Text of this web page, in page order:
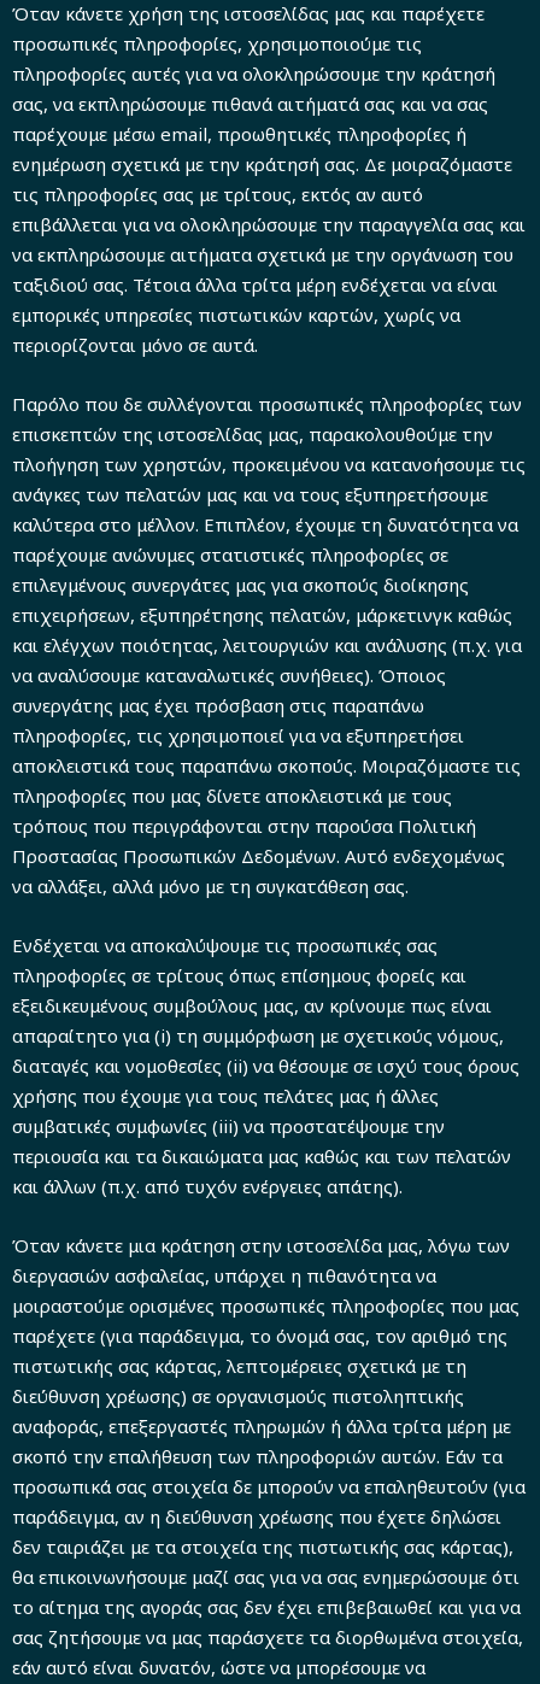
Όταν κάνετε χρήση της ιστοσελίδας μας και παρέχετε
προσωπικές πληροφορίες, χρησιμοποιούμε τις
πληροφορίες αυτές για να ολοκληρώσουμε την κράτησή
σας, να εκπληρώσουμε πιθανά αιτήματά σας και να σας
παρέχουμε μέσω email, προωθητικές πληροφορίες ή
ενημέρωση σχετικά με την κράτησή σας. Δε μοιραζόμαστε
τις πληροφορίες σας με τρίτους, εκτός αν αυτό
επιβάλλεται για να ολοκληρώσουμε την παραγγελία σας και
να εκπληρώσουμε αιτήματα σχετικά με την οργάνωση του
ταξιδιού σας. Τέτοια άλλα τρίτα μέρη ενδέχεται να είναι
εμπορικές υπηρεσίες πιστωτικών καρτών, χωρίς να
περιορίζονται μόνο σε αυτά.
Παρόλο που δε συλλέγονται προσωπικές πληροφορίες των
επισκεπτών της ιστοσελίδας μας, παρακολουθούμε την
πλοήγηση των χρηστών, προκειμένου να κατανοήσουμε τις
ανάγκες των πελατών μας και να τους εξυπηρετήσουμε
καλύτερα στο μέλλον. Επιπλέον, έχουμε τη δυνατότητα να
παρέχουμε ανώνυμες στατιστικές πληροφορίες σε
επιλεγμένους συνεργάτες μας για σκοπούς διοίκησης
επιχειρήσεων, εξυπηρέτησης πελατών, μάρκετινγκ καθώς
και ελέγχων ποιότητας, λειτουργιών και ανάλυσης (π.χ. για
να αναλύσουμε καταναλωτικές συνήθειες). Όποιος
συνεργάτης μας έχει πρόσβαση στις παραπάνω
πληροφορίες, τις χρησιμοποιεί για να εξυπηρετήσει
αποκλειστικά τους παραπάνω σκοπούς. Μοιραζόμαστε τις
πληροφορίες που μας δίνετε αποκλειστικά με τους
τρόπους που περιγράφονται στην παρούσα Πολιτική
Προστασίας Προσωπικών Δεδομένων. Αυτό ενδεχομένως
να αλλάξει, αλλά μόνο με τη συγκατάθεση σας.
Ενδέχεται να αποκαλύψουμε τις προσωπικές σας
πληροφορίες σε τρίτους όπως επίσημους φορείς και
εξειδικευμένους συμβούλους μας, αν κρίνουμε πως είναι
απαραίτητο για (i) τη συμμόρφωση με σχετικούς νόμους,
διαταγές και νομοθεσίες (ii) να θέσουμε σε ισχύ τους όρους
χρήσης που έχουμε για τους πελάτες μας ή άλλες
συμβατικές συμφωνίες (iii) να προστατέψουμε την
περιουσία και τα δικαιώματα μας καθώς και των πελατών
και άλλων (π.χ. από τυχόν ενέργειες απάτης).
Όταν κάνετε μια κράτηση στην ιστοσελίδα μας, λόγω των
διεργασιών ασφαλείας, υπάρχει η πιθανότητα να
μοιραστούμε ορισμένες προσωπικές πληροφορίες που μας
παρέχετε (για παράδειγμα, το όνομά σας, τον αριθμό της
πιστωτικής σας κάρτας, λεπτομέρειες σχετικά με τη
διεύθυνση χρέωσης) σε οργανισμούς πιστοληπτικής
αναφοράς, επεξεργαστές πληρωμών ή άλλα τρίτα μέρη με
σκοπό την επαλήθευση των πληροφοριών αυτών. Εάν τα
προσωπικά σας στοιχεία δε μπορούν να επαληθευτούν (για
παράδειγμα, αν η διεύθυνση χρέωσης που έχετε δηλώσει
δεν ταιριάζει με τα στοιχεία της πιστωτικής σας κάρτας),
θα επικοινωνήσουμε μαζί σας για να σας ενημερώσουμε ότι
το αίτημα της αγοράς σας δεν έχει επιβεβαιωθεί και για να
σας ζητήσουμε να μας παράσχετε τα διορθωμένα στοιχεία,
εάν αυτό είναι δυνατόν, ώστε να μπορέσουμε να